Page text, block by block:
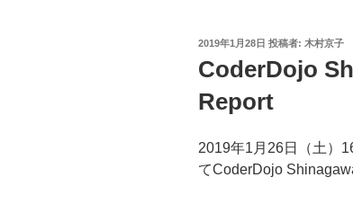
投
日:
2019年1月28日 投稿者: 木村京子
CoderDojo
Report
2019年1月26日（土）
てCoderDojo